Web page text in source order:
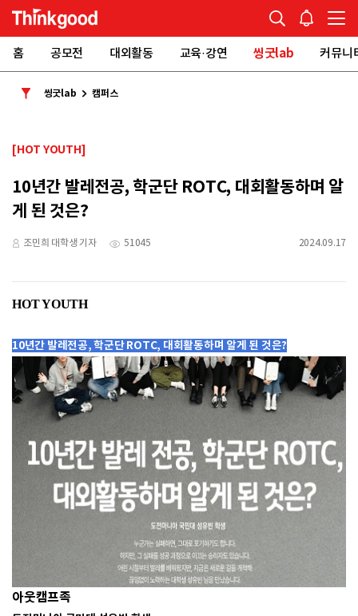
홈 공모전 대외활동 교육·강연 씽굿lab 커뮤니
씽굿lab 캠퍼스
[HOT YOUTH]
10년간 발레전공, 학군단 ROTC, 대회활동하며 알
게 된 것은?
조민희 대학생 기자 51045 2024.09.17
HOT YOUTH
10년간 발레전공, 학군단 ROTC, 대회활동하며 알게 된 것은?
아웃캠프족